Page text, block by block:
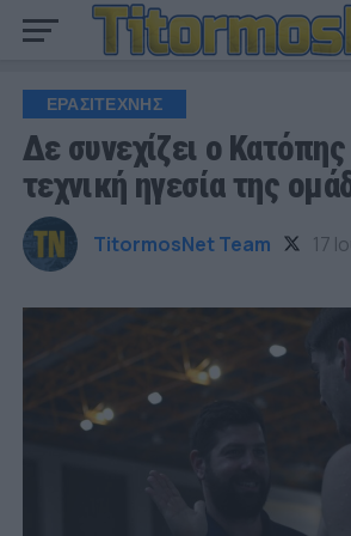
ΕΡΑΣΙΤΕΧΝΗΣ
Δε συνεχίζει ο
τεχνική ηγεσία της
TitormosNet Team 17